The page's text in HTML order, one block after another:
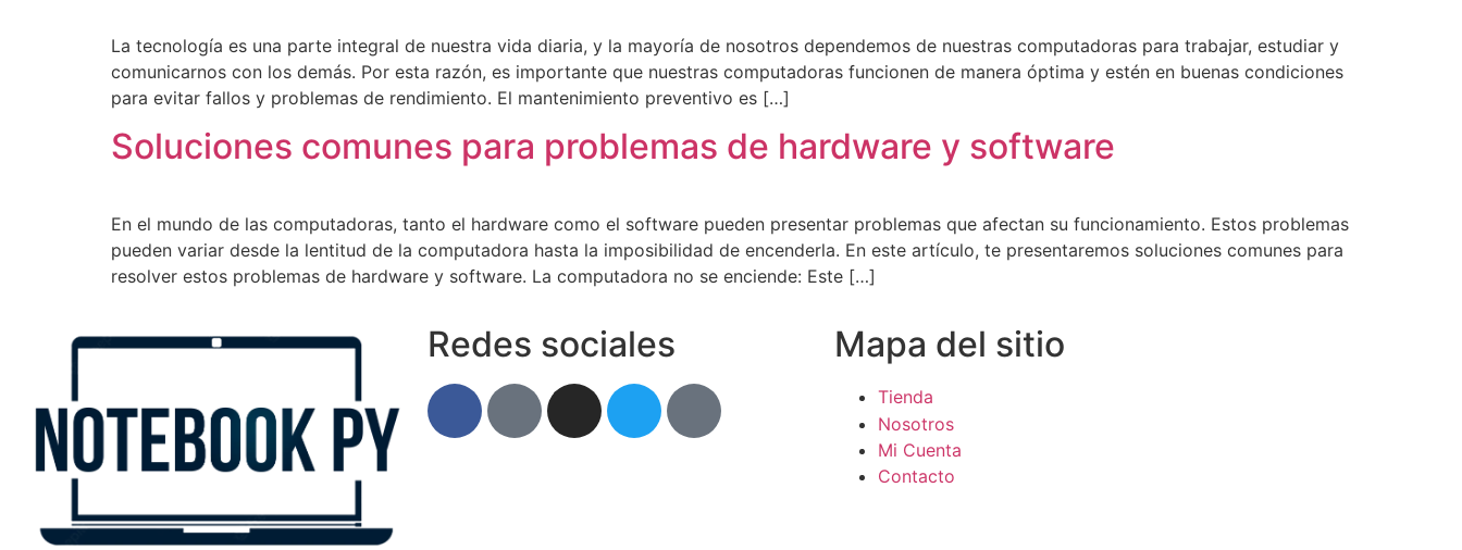
La tecnología es una parte integral de nuestra vida diaria, y la mayoría de nosotros dependemos de nuestras computadoras para trabajar, estudiar y
comunicarnos con los demás. Por esta razón, es importante que nuestras computadoras funcionen de manera óptima y estén en buenas condiciones
para evitar fallos y problemas de rendimiento. El mantenimiento preventivo es […]
Soluciones comunes para problemas de hardware y software
En el mundo de las computadoras, tanto el hardware como el software pueden presentar problemas que afectan su funcionamiento. Estos problemas
pueden variar desde la lentitud de la computadora hasta la imposibilidad de encenderla. En este artículo, te presentaremos soluciones comunes para
resolver estos problemas de hardware y software. La computadora no se enciende: Este […]
Redes sociales Mapa del sitio
Tienda
Nosotros
Mi Cuenta
Contacto